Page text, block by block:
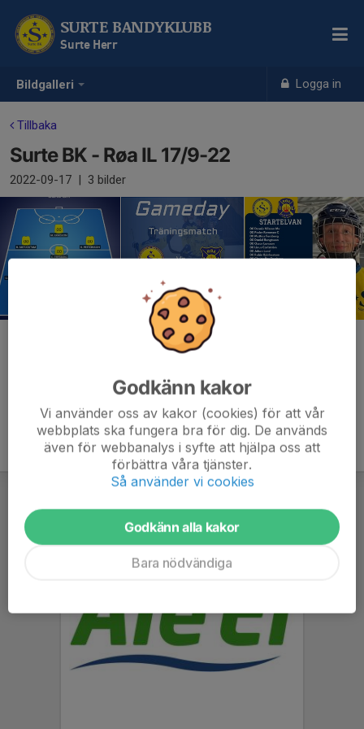
Bildgalleri Logga in
SURTE BANDYKLUBB
Surte Herr
Tillbaka
Surte BK - Røa IL 17/9-22
2022-09-17 | 3 bilder
Godkänn kakor
Vi använder oss av kakor (cookies) för att vår
webbplats ska fungera bra för dig. De används
även för webbanalys i syfte att hjälpa oss att
förbättra våra tjänster.
Så använder vi cookies
Godkänn alla kakor
Bara nödvändiga